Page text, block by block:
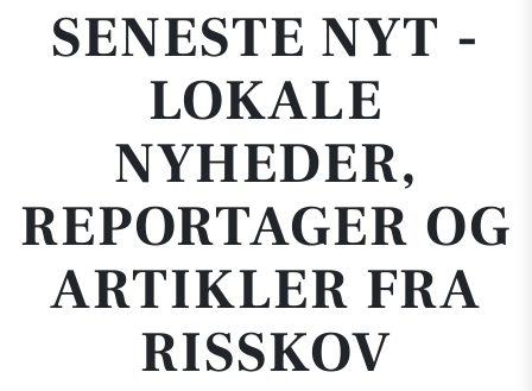
SENESTE NYT -
LOKALE
NYHEDER,
REPORTAGER OG
ARTIKLER FRA
RISSKOV